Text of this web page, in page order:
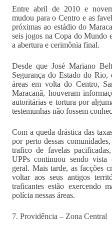
Entre abril de 2010 e
mudou para o Centro e as
próximas ao estádio do
seis jogos na Copa do Mundo
a abertura e cerimônia final.
Desde que José Mariano
Segurança do Estado do Rio,
áreas em volta do Centro,
Maracanã, houveram
autoritárias e tortura por
testemunhas não fossem
Com a queda drástica das
por perto dessas
trafico de favelas
UPPs continuou sendo vista
geral. Mais tarde, as facções
voltar aos seus antigos
traficantes estão exercendo
polícia nessas áreas.
7. Providência – Zona Central